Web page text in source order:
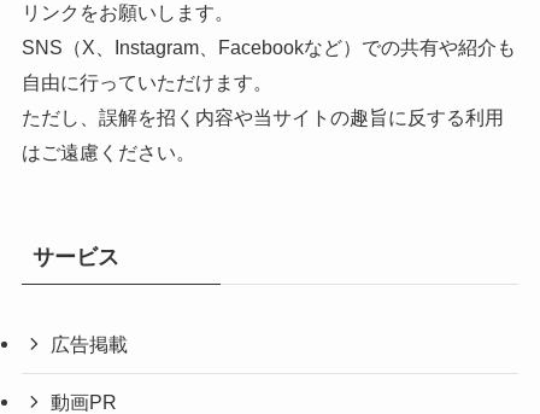
リンクをお願いします。
SNS（X、Instagram、Facebookなど）での共有や紹介も
自由に行っていただけます。
ただし、誤解を招く内容や当サイトの趣旨に反する利用
はご遠慮ください。
サービス
広告掲載
動画PR